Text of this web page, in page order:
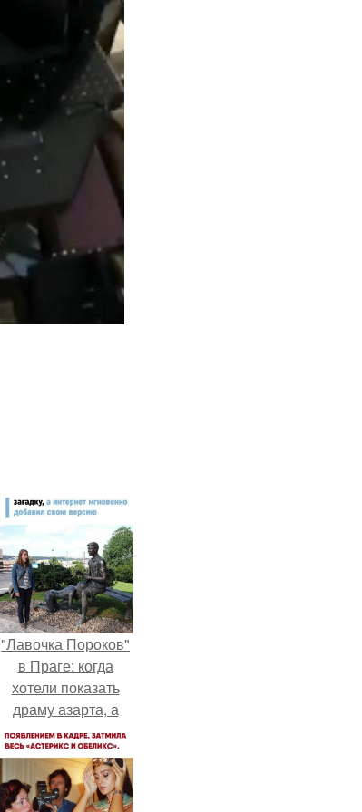
"Лавочка Пороков"
в Праге: когда
хотели показать
драму азарта, а
получился 18+.